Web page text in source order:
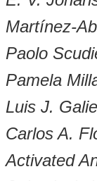
Martínez-
Paolo
Pamela
Luis J.
Carlos A.
Activated